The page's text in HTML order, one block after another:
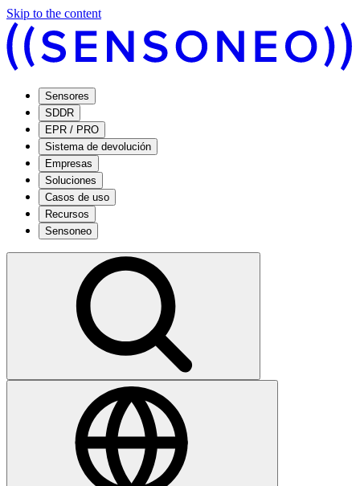
Skip to the content
Sensores
SDDR
EPR / PRO
Sistema de devolución
Empresas
Soluciones
Casos de uso
Recursos
Sensoneo